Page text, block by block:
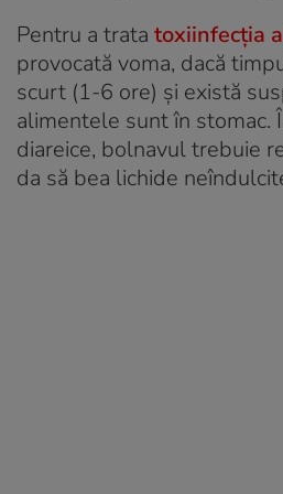
Pentru a trata toxiinfecţia
provocată voma, dacă
scurt (1-6 ore) şi există
alimentele sunt în stomac.
diareice, bolnavul trebuie
da să bea lichide